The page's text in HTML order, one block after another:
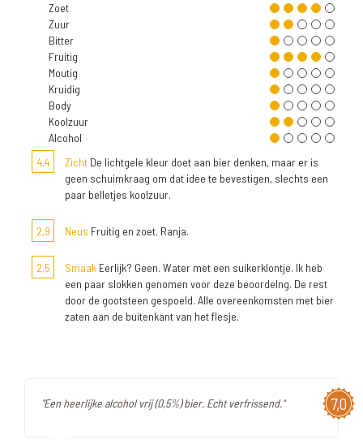
Zoet
Zuur
Bitter
Fruitig
Moutig
Kruidig
Body
Koolzuur
Alcohol
4,4
Zicht De lichtgele kleur doet aan bier denken, maar er is
geen schuimkraag om dat idee te bevestigen, slechts een
paar belletjes koolzuur.
2,9 Neus Fruitig en zoet. Ranja.
2,5 Smaak Eerlijk? Geen. Water met een suikerklontje. Ik heb
een paar slokken genomen voor deze beoordelng. De rest
door de gootsteen gespoeld. Alle overeenkomsten met bier
zaten aan de buitenkant van het flesje.
7,0
"Een heerlijke alcohol vrij (0,5%) bier. Echt verfrissend."